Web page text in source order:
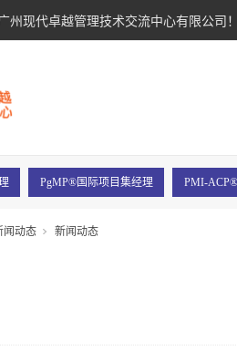
州现代卓越管理技术交流中心有限公司！
PgMP®国际项目集经理 PMI-
闻动态 新闻动态